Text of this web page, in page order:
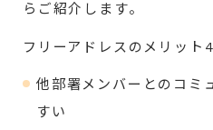
らご紹介します。
フリーアドレスのメリット
他部署メンバーとのコミ
すい